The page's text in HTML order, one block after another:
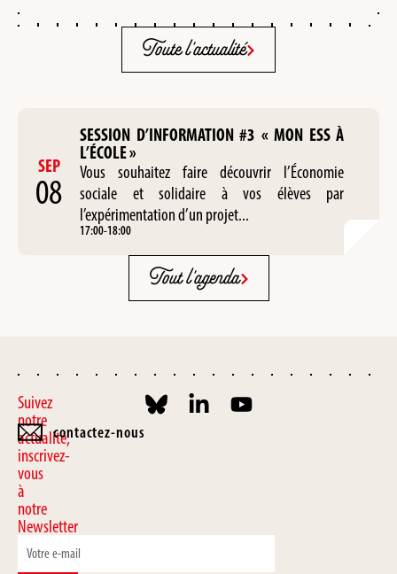
Toute l'actualité
SEP
08
SESSION D’INFORMATION #3 « MON ESS À
L’ÉCOLE »
Vous souhaitez faire découvrir l’Économie
sociale et solidaire à vos élèves par
l’expérimentation d’un projet...
17:00-18:00
Tout l'agenda
Suivez
notre
actualité,
inscrivez-
vous
à
notre
Newsletter
contactez-nous